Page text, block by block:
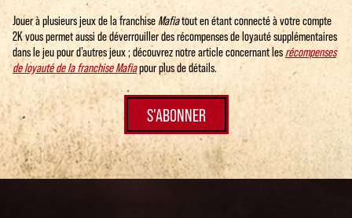
Jouer à plusieurs jeux de la franchise Mafiatout en étant connecté à votre compte
2K vous permet aussi de déverrouiller des récompenses de loyauté supplémentaires
dans le jeu pour d’autres jeux ; découvrez notre article concernant les récompenses
de loyauté de la franchise Mafiapour plus de détails.
S'ABONNER